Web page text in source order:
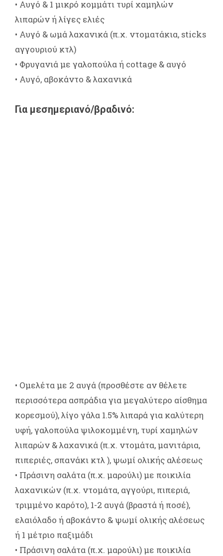
• Αυγό & 1 μικρό κομμάτι τυρί χαμηλών
λιπαρών ή λίγες ελιές
• Αυγό & ωμά λαχανικά (π.χ. ντοματάκια, sticks
αγγουριού κτλ)
• Φρυγανιά με γαλοπούλα ή cottage & αυγό
• Αυγό, αβοκάντο & λαχανικά
Για μεσημεριανό/βραδινό:
• Ομελέτα με 2 αυγά (προσθέστε αν θέλετε
περισσότερα ασπράδια για μεγαλύτερο αίσθημα
κορεσμού), λίγο γάλα 1.5% λιπαρά για καλύτερη
υφή, γαλοπούλα ψιλοκομμένη, τυρί χαμηλών
λιπαρών & λαχανικά (π.χ. ντομάτα, μανιτάρια,
πιπεριές, σπανάκι κτλ ), ψωμί ολικής αλέσεως
• Πράσινη σαλάτα (π.χ. μαρούλι) με ποικιλία
λαχανικών (π.χ. ντομάτα, αγγούρι, πιπεριά,
τριμμένο καρότο), 1-2 αυγά (βραστά ή ποσέ),
ελαιόλαδο ή αβοκάντο & ψωμί ολικής αλέσεως
ή 1 μέτριο παξιμάδι
• Πράσινη σαλάτα (π.χ. μαρούλι) με ποικιλία